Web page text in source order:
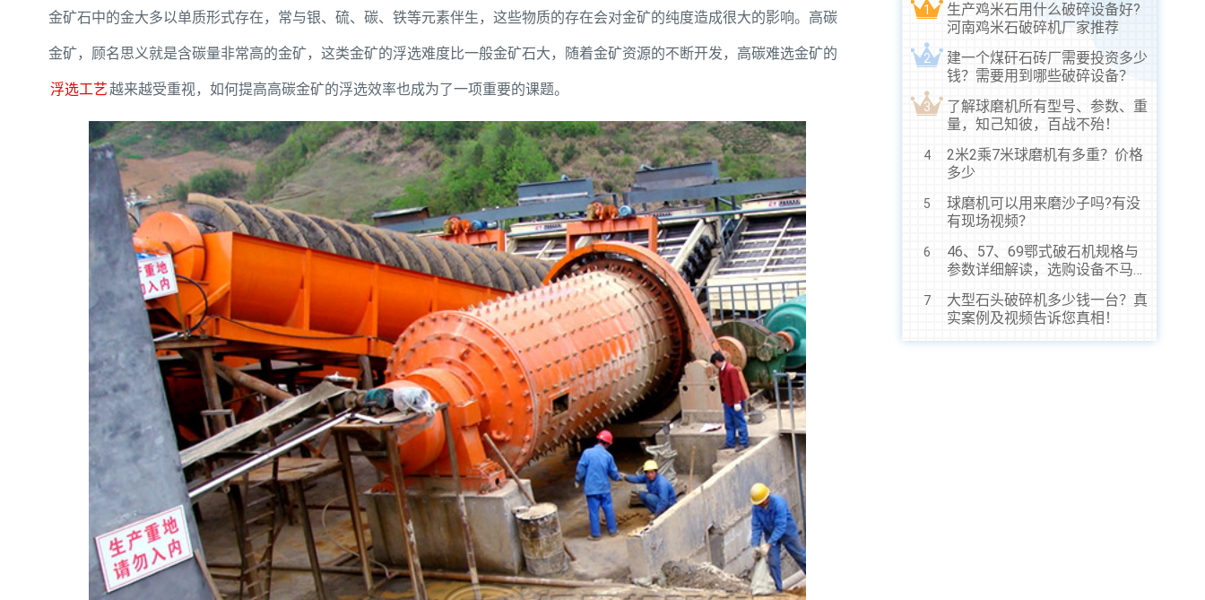
金矿石中的金大多以单质形式存在，常与银、硫、碳、铁等元素伴生，这些物质的存在会对金矿的纯度造成很大的影响。高碳
金矿，顾名思义就是含碳量非常高的金矿，这类金矿的浮选难度比一般金矿石大，随着金矿资源的不断开发，高碳难选金矿的
浮选工艺越来越受重视，如何提高高碳金矿的浮选效率也成为了一项重要的课题。
1
生产鸡米石用什么破碎设备好?
河南鸡米石破碎机厂家推荐
2
建一个煤矸石砖厂需要投资多少
钱？需要用到哪些破碎设备？
3
了解球磨机所有型号、参数、重
量，知己知彼，百战不殆！
4
2米2乘7米球磨机有多重？价格
多少
5
球磨机可以用来磨沙子吗?有没
有现场视频？
6
46、57、69鄂式破石机规格与
参数详细解读，选购设备不马
7
大型石头破碎机多少钱一台？真
实案例及视频告诉您真相！